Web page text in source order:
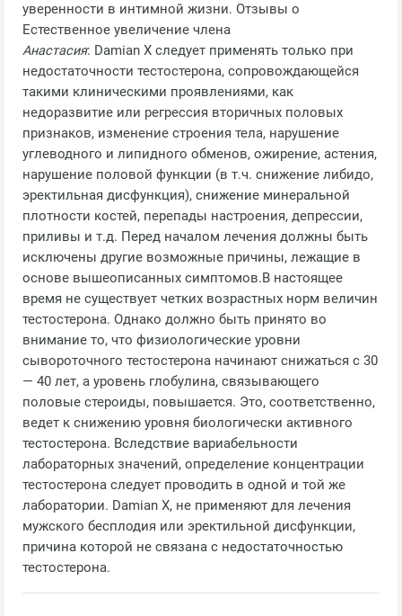
уверенности в интимной жизни. Отзывы о
Естественное увеличение члена
Анастасия: Damian X следует применять только при
недостаточности тестостерона, сопровождающейся
такими клиническими проявлениями, как
недоразвитие или регрессия вторичных половых
признаков, изменение строения тела, нарушение
углеводного и липидного обменов, ожирение, астения,
нарушение половой функции (в т.ч. снижение либидо,
эректильная дисфункция), снижение минеральной
плотности костей, перепады настроения, депрессии,
приливы и т.д. Перед началом лечения должны быть
исключены другие возможные причины, лежащие в
основе вышеописанных симптомов.В настоящее
время не существует четких возрастных норм величин
тестостерона. Однако должно быть принято во
внимание то, что физиологические уровни
сывороточного тестостерона начинают снижаться с 30
— 40 лет, а уровень глобулина, связывающего
половые стероиды, повышается. Это, соответственно,
ведет к снижению уровня биологически активного
тестостерона. Вследствие вариабельности
лабораторных значений, определение концентрации
тестостерона следует проводить в одной и той же
лаборатории. Damian X, не применяют для лечения
мужского бесплодия или эректильной дисфункции,
причина которой не связана с недостаточностью
тестостерона.